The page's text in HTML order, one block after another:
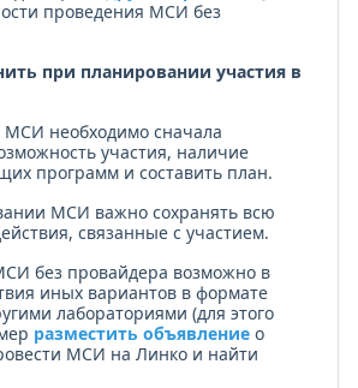
проведения МСИ без
при планировании участия в
МСИ необходимо сначала
участия, наличие
программ и составить план.
МСИ важно сохранять всю
связанные с участием.
без провайдера возможно в
иных вариантов в формате
лабораториями (для этого
разместить объявление о
МСИ на Линко и найти